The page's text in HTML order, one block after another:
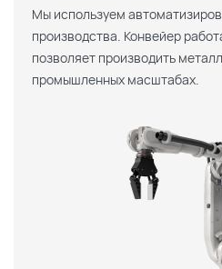
Мы используем
производства. Конвейер
позволяет производить
промышленных масштабах.